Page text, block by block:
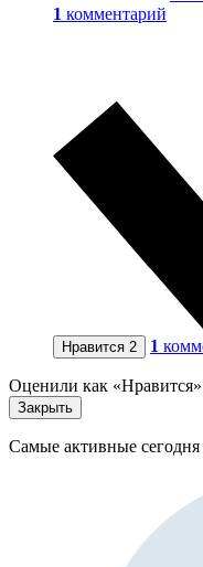
1 комментарий
Нравится 2 1
Оценили как «Нравится»
Закрыть
Самые активные сегодня